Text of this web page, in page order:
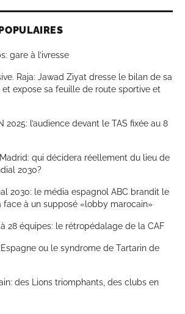
gare à l’ivresse
Raja: Jawad Ziyat dresse le bilan de sa
et expose sa feuille de route sportive et
2025: l’audience devant le TAS fixée au 8
qui décidera réellement du lieu de
2030?
2030: le média espagnol ABC brandit le
face à un supposé «lobby marocain»
28 équipes: le rétropédalage de la CAF
ou le syndrome de Tartarin de
des Lions triomphants, des clubs en